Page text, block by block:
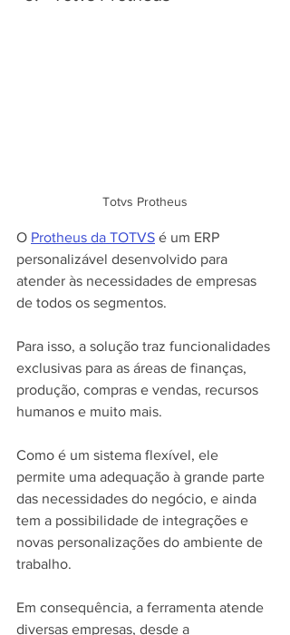
Totvs Protheus
O Protheus da TOTVS é um ERP
personalizável desenvolvido para
atender às necessidades de empresas
de todos os segmentos.
Para isso, a solução traz funcionalidades
exclusivas para as áreas de finanças,
produção, compras e vendas, recursos
humanos e muito mais.
Como é um sistema flexível, ele
permite uma adequação à grande parte
das necessidades do negócio, e ainda
tem a possibilidade de integrações e
novas personalizações do ambiente de
trabalho.
Em consequência, a ferramenta atende
diversas empresas, desde a